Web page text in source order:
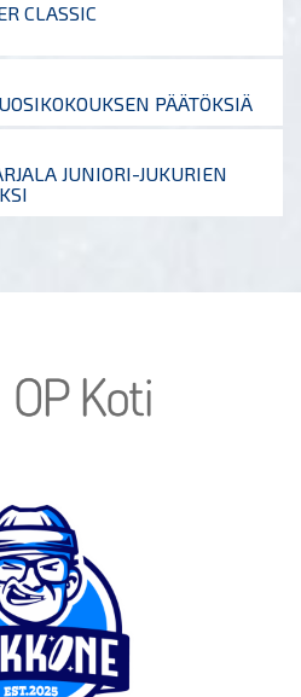
CLASSIC
PÄÄTÖKSIÄ
JUNIORI-JUKURIEN